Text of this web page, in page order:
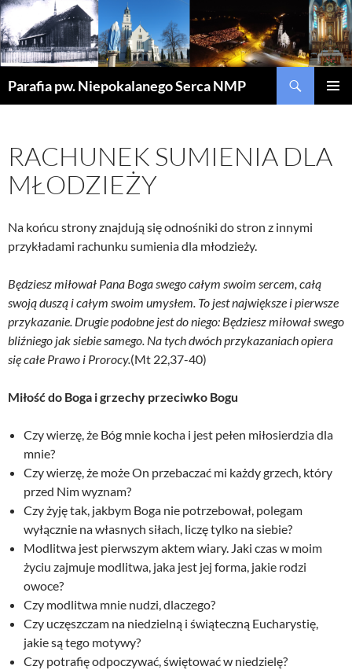
Parafia pw. Niepokalanego Serca NMP
RACHUNEK SUMIENIA DLA
MŁODZIEŻY
Na końcu strony znajdują się odnośniki do stron z innymi
przykładami rachunku sumienia dla młodzieży.
Będziesz miłował Pana Boga swego całym swoim sercem, całą
swoją duszą i całym swoim umysłem. To jest największe i pierwsze
przykazanie. Drugie podobne jest do niego: Będziesz miłował swego
bliźniego jak siebie samego. Na tych dwóch przykazaniach opiera
się całe Prawo i Prorocy.(Mt 22,37-40)
Miłość do Boga i grzechy przeciwko Bogu
Czy wierzę, że Bóg mnie kocha i jest pełen miłosierdzia dla
mnie?
Czy wierzę, że może On przebaczać mi każdy grzech, który
przed Nim wyznam?
Czy żyję tak, jakbym Boga nie potrzebował, polegam
wyłącznie na własnych siłach, liczę tylko na siebie?
Modlitwa jest pierwszym aktem wiary. Jaki czas w moim
życiu zajmuje modlitwa, jaka jest jej forma, jakie rodzi
owoce?
Czy modlitwa mnie nudzi, dlaczego?
Czy uczęszczam na niedzielną i świąteczną Eucharystię,
jakie są tego motywy?
Czy potrafię odpoczywać, świętować w niedzielę?